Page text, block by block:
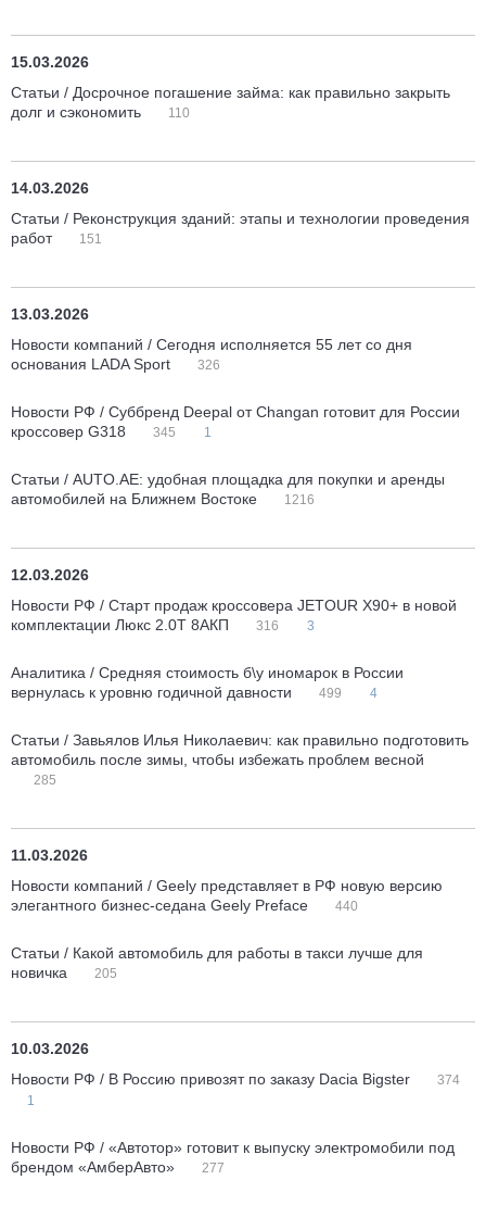
15.03.2026
Статьи / Досрочное погашение займа: как правильно закрыть
долг и сэкономить
110
14.03.2026
Статьи / Реконструкция зданий: этапы и технологии проведения
работ
151
13.03.2026
Новости компаний / Сегодня исполняется 55 лет со дня
основания LADA Sport
326
Новости РФ / Суббренд Deepal от Changan готовит для России
кроссовер G318
345 1
Статьи / AUTO.AE: удобная площадка для покупки и аренды
автомобилей на Ближнем Востоке
1216
12.03.2026
Новости РФ / Старт продаж кроссовера JETOUR X90+ в новой
комплектации Люкс 2.0T 8AКП
316 3
Аналитика / Средняя стоимость б\у иномарок в России
вернулась к уровню годичной давности
499 4
Статьи / Завьялов Илья Николаевич: как правильно подготовить
автомобиль после зимы, чтобы избежать проблем весной
285
11.03.2026
Новости компаний / Geely представляет в РФ новую версию
элегантного бизнес-седана Geely Preface
440
Статьи / Какой автомобиль для работы в такси лучше для
новичка
205
10.03.2026
Новости РФ / В Россию привозят по заказу Dacia Bigster
374
1
Новости РФ / «Автотор» готовит к выпуску электромобили под
брендом «АмберАвто»
277